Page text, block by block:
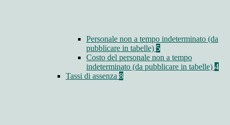
Personale non a tempo indeterminato (da
pubblicare in tabelle) 5
Costo del personale non a tempo
indeterminato (da pubblicare in tabelle) 4
Tassi di assenza 8